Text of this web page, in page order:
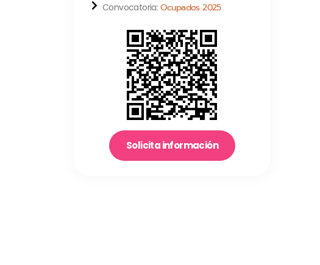
Convocatoria: Ocupados 2025
Solicita información